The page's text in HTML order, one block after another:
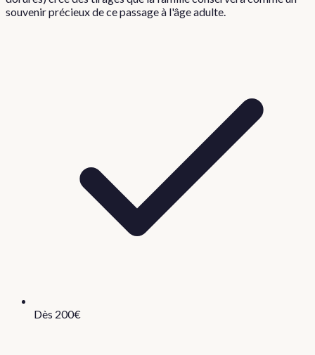
souvenir précieux de ce passage à l'âge adulte.
Dès 200€